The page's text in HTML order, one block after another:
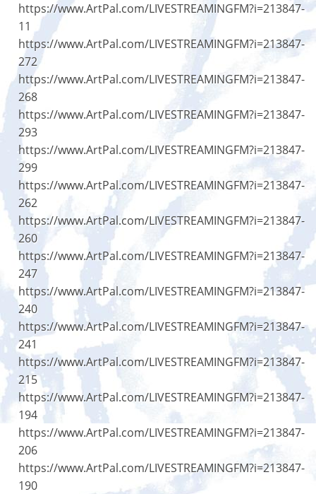
https://www.ArtPal.com/LIVESTREAMINGFM?i=213847-
11
https://www.ArtPal.com/LIVESTREAMINGFM?i=213847-
272
https://www.ArtPal.com/LIVESTREAMINGFM?i=213847-
268
https://www.ArtPal.com/LIVESTREAMINGFM?i=213847-
293
https://www.ArtPal.com/LIVESTREAMINGFM?i=213847-
299
https://www.ArtPal.com/LIVESTREAMINGFM?i=213847-
262
https://www.ArtPal.com/LIVESTREAMINGFM?i=213847-
260
https://www.ArtPal.com/LIVESTREAMINGFM?i=213847-
247
https://www.ArtPal.com/LIVESTREAMINGFM?i=213847-
240
https://www.ArtPal.com/LIVESTREAMINGFM?i=213847-
241
https://www.ArtPal.com/LIVESTREAMINGFM?i=213847-
215
https://www.ArtPal.com/LIVESTREAMINGFM?i=213847-
194
https://www.ArtPal.com/LIVESTREAMINGFM?i=213847-
206
https://www.ArtPal.com/LIVESTREAMINGFM?i=213847-
190